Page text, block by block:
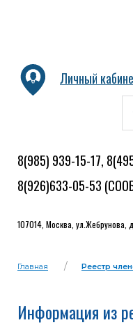
Личный
8(985) 939-15-17,
8(926)633-05-53
107014, Москва, ул.Жебрунова,
Главная Реестр
Информация из